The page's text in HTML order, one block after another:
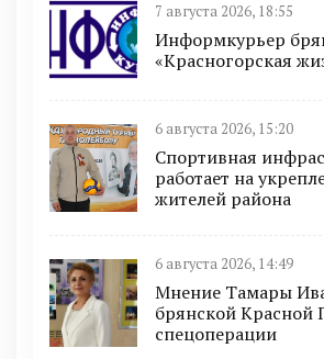
7 августа 2026, 18:55
Информкурьер
«Красногорская
6 августа 2026, 15:20
Спортивная
работает на
жителей района
6 августа 2026, 14:49
Мнение Тамары
брянской Красной
спецоперации